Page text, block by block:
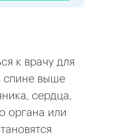
к врачу для
спине выше
сердца,
органа или